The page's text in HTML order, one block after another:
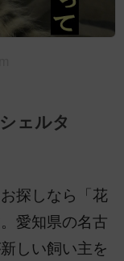
ェルタ
探しなら「花
愛知県の名古
しい飼い主を